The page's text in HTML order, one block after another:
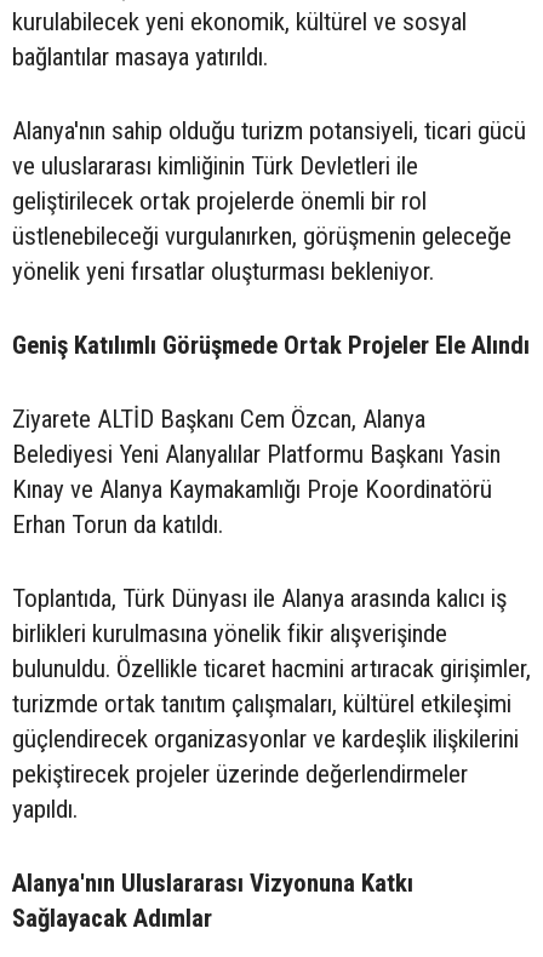
kurulabilecek yeni ekonomik, kültürel ve sosyal
bağlantılar masaya yatırıldı.
Alanya'nın sahip olduğu turizm potansiyeli, ticari gücü
ve uluslararası kimliğinin Türk Devletleri ile
geliştirilecek ortak projelerde önemli bir rol
üstlenebileceği vurgulanırken, görüşmenin geleceğe
yönelik yeni fırsatlar oluşturması bekleniyor.
Geniş Katılımlı Görüşmede Ortak Projeler Ele Alındı
Ziyarete ALTİD Başkanı Cem Özcan, Alanya
Belediyesi Yeni Alanyalılar Platformu Başkanı Yasin
Kınay ve Alanya Kaymakamlığı Proje Koordinatörü
Erhan Torun da katıldı.
Toplantıda, Türk Dünyası ile Alanya arasında kalıcı iş
birlikleri kurulmasına yönelik fikir alışverişinde
bulunuldu. Özellikle ticaret hacmini artıracak girişimler,
turizmde ortak tanıtım çalışmaları, kültürel etkileşimi
güçlendirecek organizasyonlar ve kardeşlik ilişkilerini
pekiştirecek projeler üzerinde değerlendirmeler
yapıldı.
Alanya'nın Uluslararası Vizyonuna Katkı
Sağlayacak Adımlar